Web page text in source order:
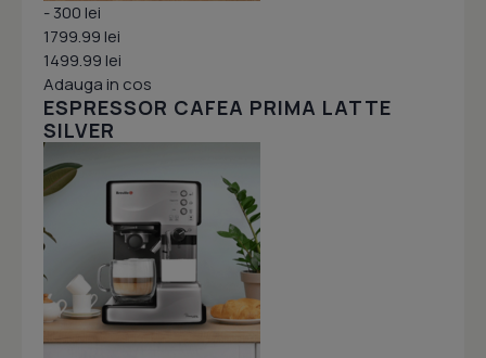
- 300 lei
1799.99 lei
1499.99 lei
Adauga in cos
ESPRESSOR CAFEA PRIMA LATTE
SILVER